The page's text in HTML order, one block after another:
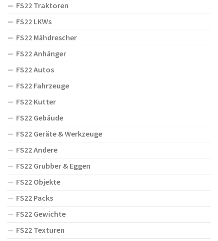
FS22 Traktoren
FS22 LKWs
FS22 Mähdrescher
FS22 Anhänger
FS22 Autos
FS22 Fahrzeuge
FS22 Kutter
FS22 Gebäude
FS22 Geräte & Werkzeuge
FS22 Andere
FS22 Grubber & Eggen
FS22 Objekte
FS22 Packs
FS22 Gewichte
FS22 Texturen